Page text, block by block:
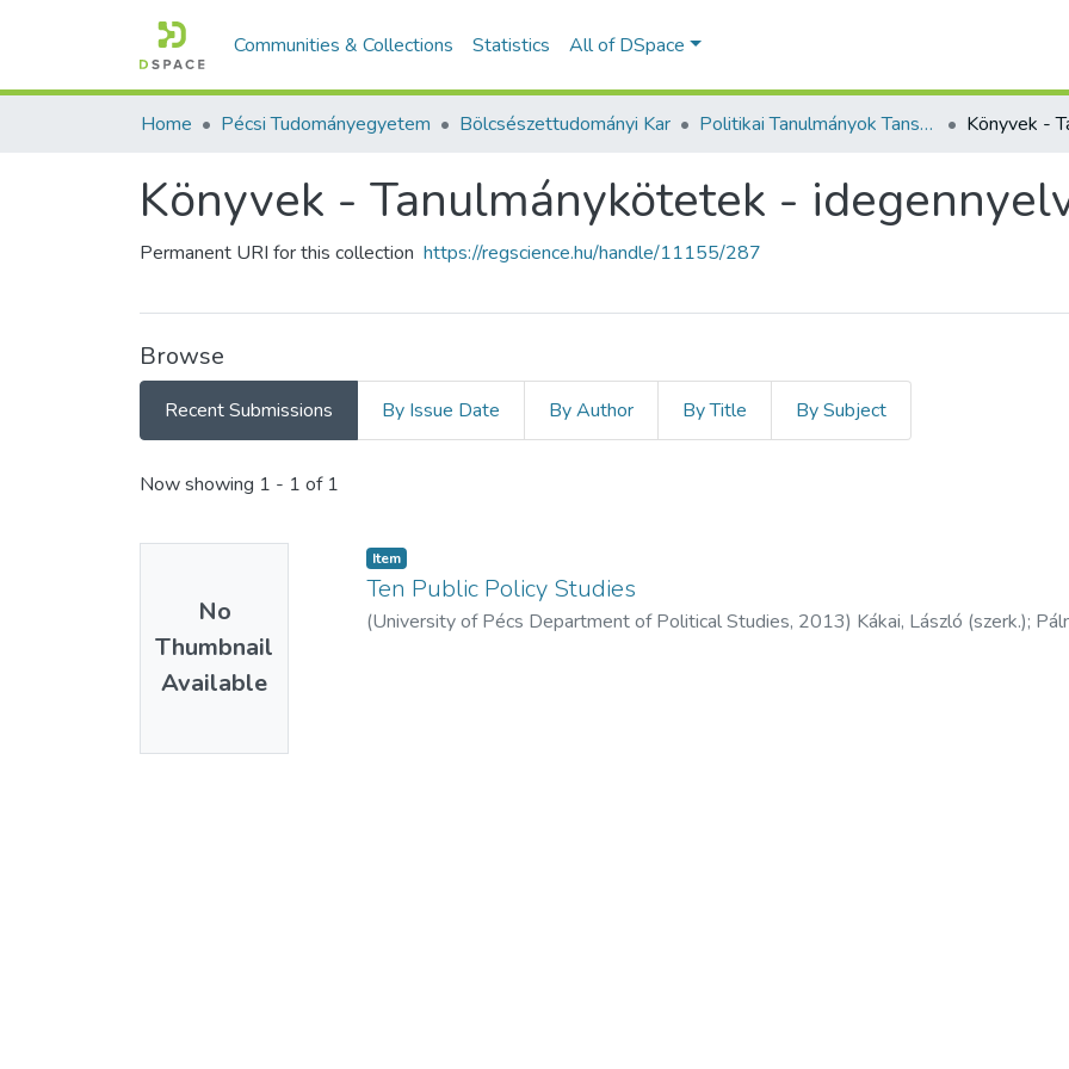
Communities & Collections Statistics All of DSpace
Home Pécsi Tudományegyetem Bölcsészettudományi Kar Politikai Tanulmányok Tanszék
Könyvek - Tanulmánykötetek -
Permanent URI for this collection https://regscience.hu/handle/11155/287
Browse
Recent Submissions By Issue Date By Author By Title By Subject
Recent Submissions
Now showing 1 - 1 of 1
No
Thumbnail
Available
Item
Ten Public Policy Studies
(University of Pécs Department of Political Studies, 2013) Kákai, László (szerk.);